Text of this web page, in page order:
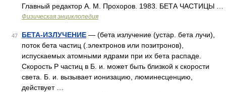
Главный редактор А. М. Прохоров. 1983. БЕТА ЧАСТИЦЫ …
Физическая энциклопедия
47 БЕТА-ИЗЛУЧЕНИЕ — (бета излучение (устар. бета лучи),
поток бета частиц (.электронов или позитронов),
испускаемых атомными ядрами при их бета распаде.
Скорость Р частиц в Б. и. может быть близкой к скорости
света. Б. и. вызывает ионизацию, люминесценцию,
действует …